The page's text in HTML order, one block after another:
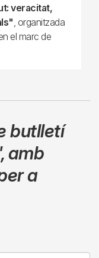
veracitat,
, organitzada
el marc de
butlletí
,amb
a